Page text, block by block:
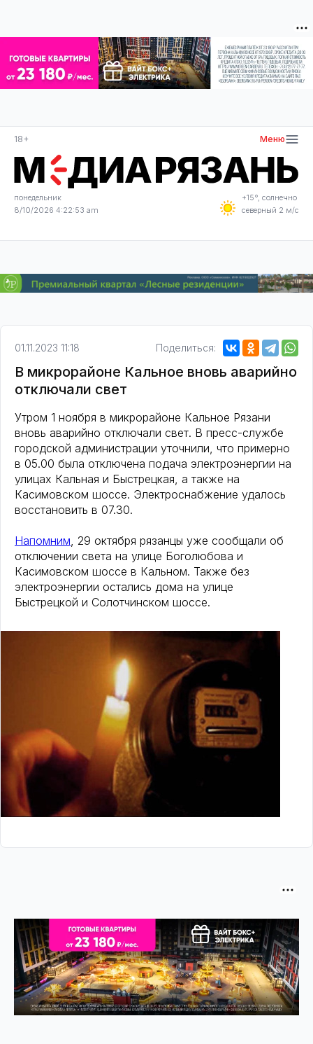
18+ Меню
понедельник
8/10/2026 4:22:53 am
+15°, солнечно
северный 2 м/с
01.11.2023 11:18 Поделиться:
В микрорайоне Кальное вновь аварийно
отключали свет
Утром 1 ноября в микрорайоне Кальное Рязани
вновь аварийно отключали свет. В пресс-службе
городской администрации уточнили, что примерно
в 05.00 была отключена подача электроэнергии на
улицах Кальная и Быстрецкая, а также на
Касимовском шоссе. Электроснабжение удалось
восстановить в 07.30.
Напомним, 29 октября рязанцы уже сообщали об
отключении света на улице Боголюбова и
Касимовском шоссе в Кальном. Также без
электроэнергии остались дома на улице
Быстрецкой и Солотчинском шоссе.